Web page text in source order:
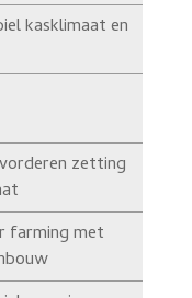
kasklimaat en
zetting
farming met